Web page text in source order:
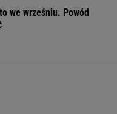
we wrześniu. Powód